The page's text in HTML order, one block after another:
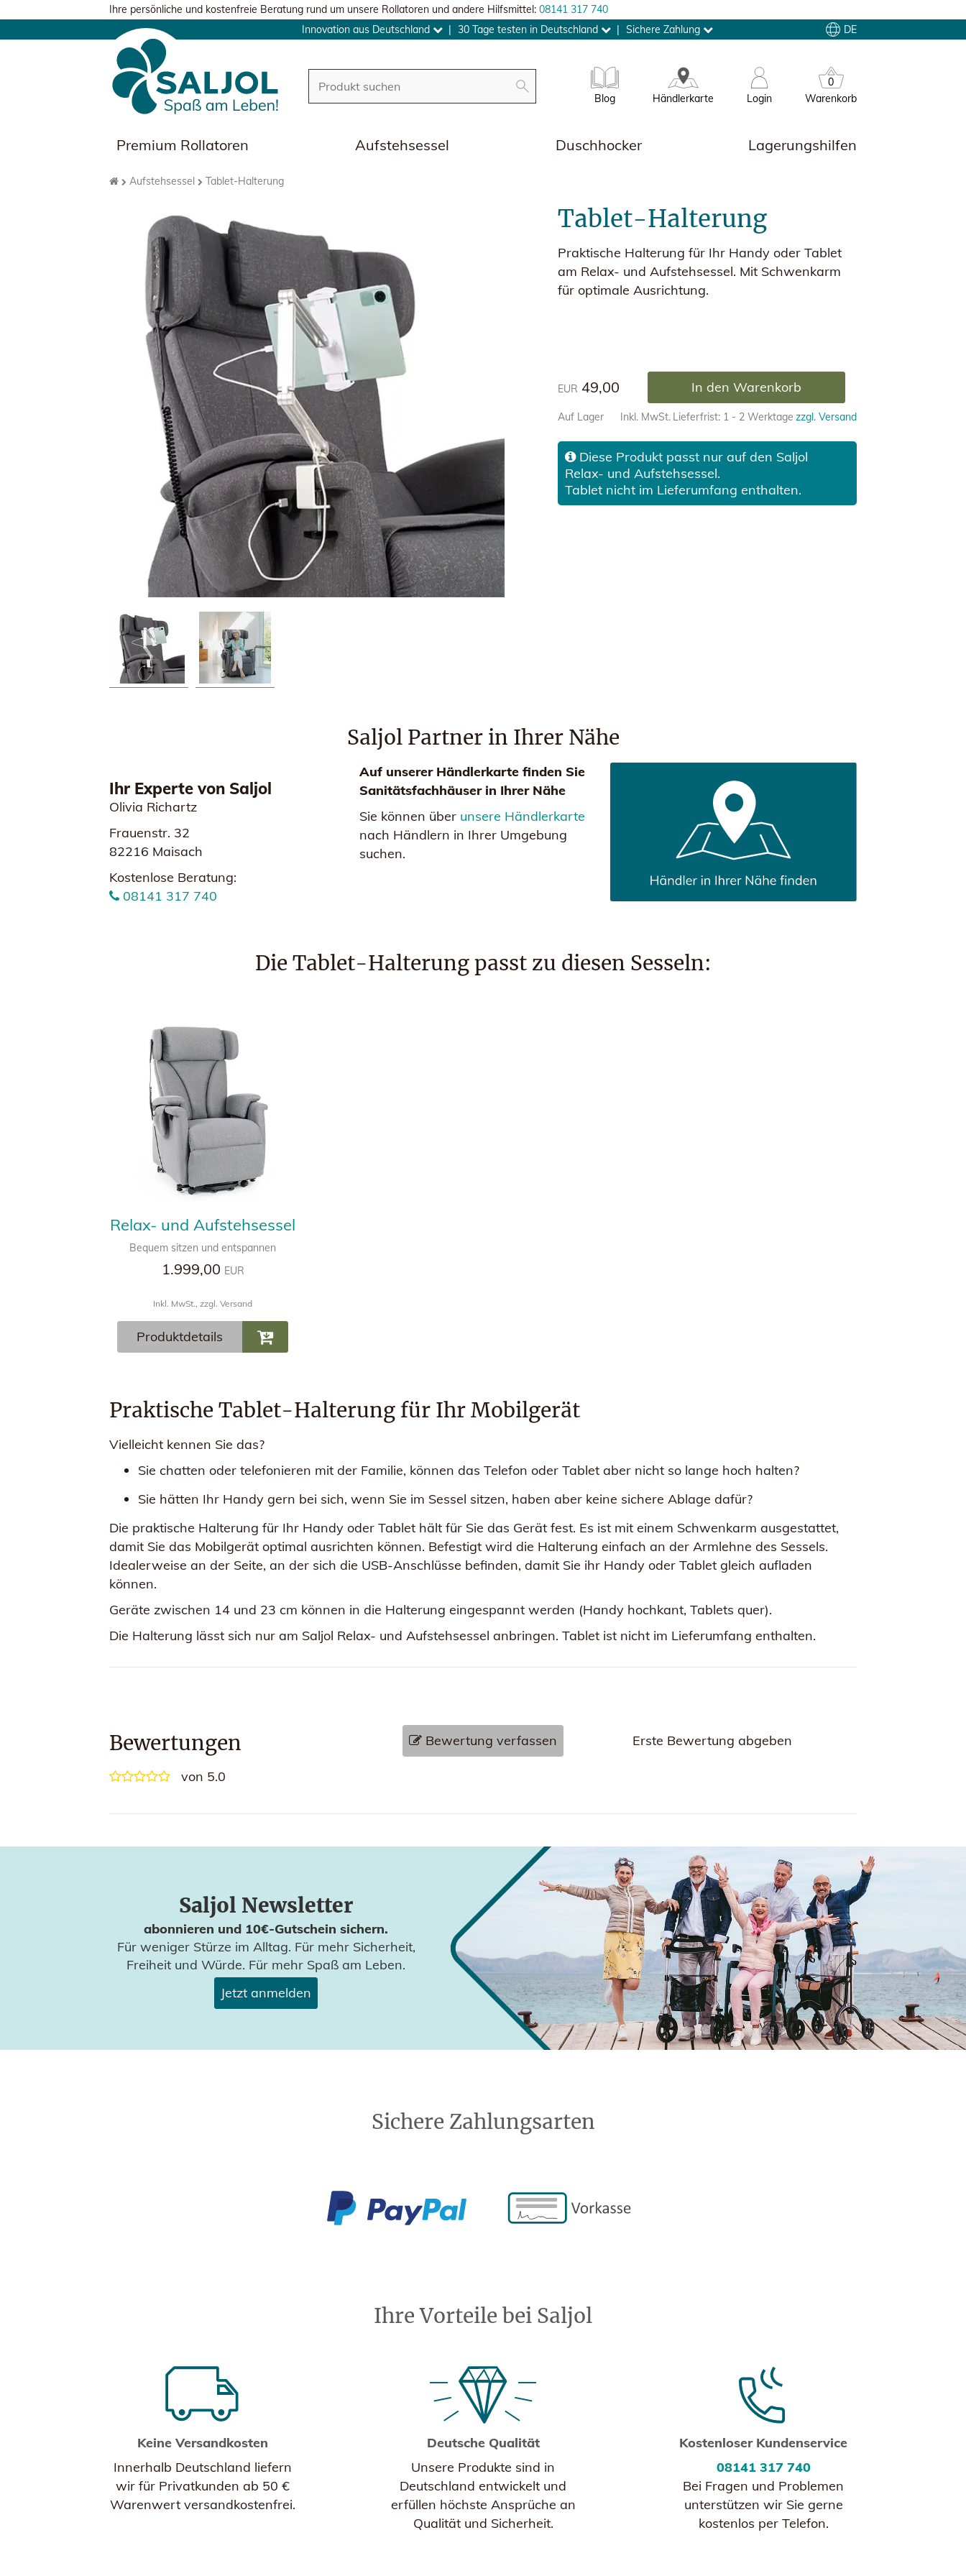
Ihre persönliche und kostenfreie Beratung rund um unsere Rollatoren und andere Hilfsmittel: 08141 317 740
Innovation aus Deutschland
| 30 Tage testen in Deutschland | Sichere Zahlung DE
Blog Händlerkarte Login
0
Warenkorb
Premium Rollatoren Aufstehsessel Duschhocker Lagerungshilfen
Aufstehsessel Tablet-Halterung
Tablet-Halterung
Praktische Halterung für Ihr Handy oder Tablet
am Relax- und Aufstehsessel. Mit Schwenkarm
für optimale Ausrichtung.
EUR 49,00 In den Warenkorb
Auf Lager Inkl. MwSt. Lieferfrist: 1 - 2 Werktage zzgl. Versand
Diese Produkt passt nur auf den Saljol
Relax- und Aufstehsessel.
Tablet nicht im Lieferumfang enthalten.
Saljol Partner in Ihrer Nähe
Ihr Experte von Saljol
Olivia Richartz
Frauenstr. 32
82216 Maisach
Kostenlose Beratung:
08141 317 740
Auf unserer Händlerkarte finden Sie
Sanitätsfachhäuser in Ihrer Nähe
Sie können über unsere Händlerkarte
nach Händlern in Ihrer Umgebung
suchen.
Die Tablet-Halterung passt zu diesen Sesseln:
Relax- und Aufstehsessel
Bequem sitzen und entspannen
1.999,00 EUR
Inkl. MwSt., zzgl. Versand
Produktdetails
Praktische Tablet-Halterung für Ihr Mobilgerät
Vielleicht kennen Sie das?
Sie chatten oder telefonieren mit der Familie, können das Telefon oder Tablet aber nicht so lange hoch halten?
Sie hätten Ihr Handy gern bei sich, wenn Sie im Sessel sitzen, haben aber keine sichere Ablage dafür?
Die praktische Halterung für Ihr Handy oder Tablet hält für Sie das Gerät fest. Es ist mit einem Schwenkarm ausgestattet,
damit Sie das Mobilgerät optimal ausrichten können. Befestigt wird die Halterung einfach an der Armlehne des Sessels.
Idealerweise an der Seite, an der sich die USB-Anschlüsse befinden, damit Sie ihr Handy oder Tablet gleich aufladen
können.
Geräte zwischen 14 und 23 cm können in die Halterung eingespannt werden (Handy hochkant, Tablets quer).
Die Halterung lässt sich nur am Saljol Relax- und Aufstehsessel anbringen. Tablet ist nicht im Lieferumfang enthalten.
Bewertungen
von 5.0
Bewertung verfassen Erste Bewertung abgeben
Saljol Newsletter
abonnieren und 10€-Gutschein sichern.
Für weniger Stürze im Alltag. Für mehr Sicherheit,
Freiheit und Würde. Für mehr Spaß am Leben.
Jetzt anmelden
Sichere Zahlungsarten
Ihre Vorteile bei Saljol
Keine Versandkosten
Innerhalb Deutschland liefern
wir für Privatkunden ab 50 €
Warenwert versandkostenfrei.
Deutsche Qualität
Unsere Produkte sind in
Deutschland entwickelt und
erfüllen höchste Ansprüche an
Qualität und Sicherheit.
Kostenloser Kundenservice
08141 317 740
Bei Fragen und Problemen
unterstützen wir Sie gerne
kostenlos per Telefon.